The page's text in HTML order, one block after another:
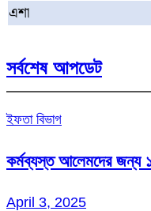
এশা
সর্বশেষ আপডেট
ইফতা বিভাগ
কর্মব্যস্ত আলেমদের জন্য
April 3, 2025